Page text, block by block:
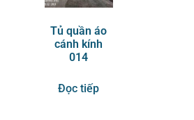
Tủ quần áo
cánh kính
014
Đọc tiếp